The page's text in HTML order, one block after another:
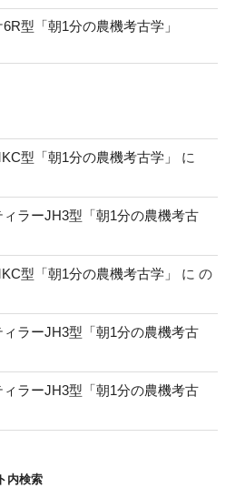
型「朝1分の農機考古学」
型「朝1分の農機考古学」
に
ラーJH3型「朝1分の農機考古
型「朝1分の農機考古学」 に の
ラーJH3型「朝1分の農機考古
ラーJH3型「朝1分の農機考古
内検索